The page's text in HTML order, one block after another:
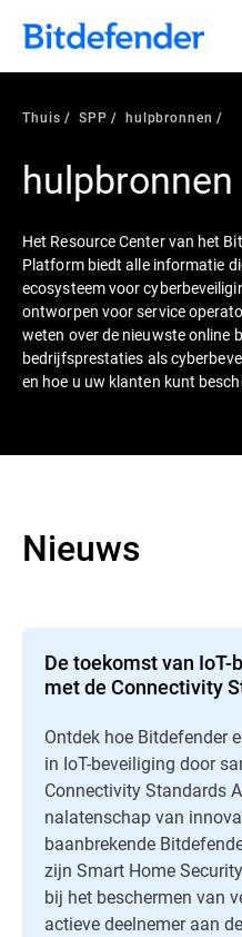
Thuis SPP hulpbronnen
hulpbronnen
Het Resource Center van het
Platform biedt alle informatie
ecosysteem voor
ontworpen voor service
weten over de nieuwste online
bedrijfsprestaties als
en hoe u uw klanten kunt
Nieuws
De toekomst van
met de Connectivity
Ontdek hoe Bitdefender
in IoT-beveiliging door
Connectivity Standards
nalatenschap van
baanbrekende
zijn Smart Home
bij het beschermen van
actieve deelnemer aan